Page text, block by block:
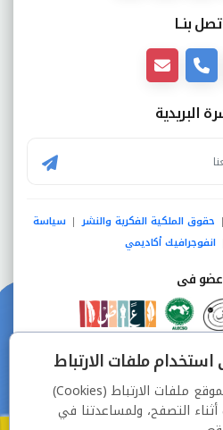
بنــا
البريدية
| حقوق الملكية الفكرية والنشر | سياسة
انفوجرافيك أكاديمي
عضو فى
من خلالملفات الارتباط
يستخدم هذا الموقع ملفات الارتباط (Cookies)
التصفح، ولمساعدتنا في